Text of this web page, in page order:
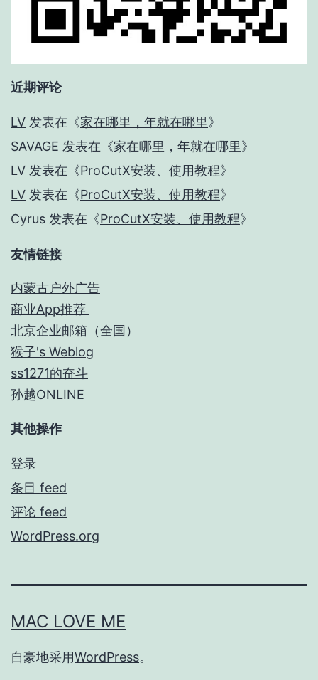
近期评论
LV 发表在《家在哪里，年就在哪里》
SAVAGE 发表在《家在哪里，年就在哪里》
LV 发表在《ProCutX安装、使用教程》
LV 发表在《ProCutX安装、使用教程》
Cyrus 发表在《ProCutX安装、使用教程》
友情链接
内蒙古户外广告
商业App推荐
北京企业邮箱（全国）
猴子's Weblog
ss1271的奋斗
孙越ONLINE
其他操作
登录
条目 feed
评论 feed
WordPress.org
MAC LOVE ME
自豪地采用WordPress。